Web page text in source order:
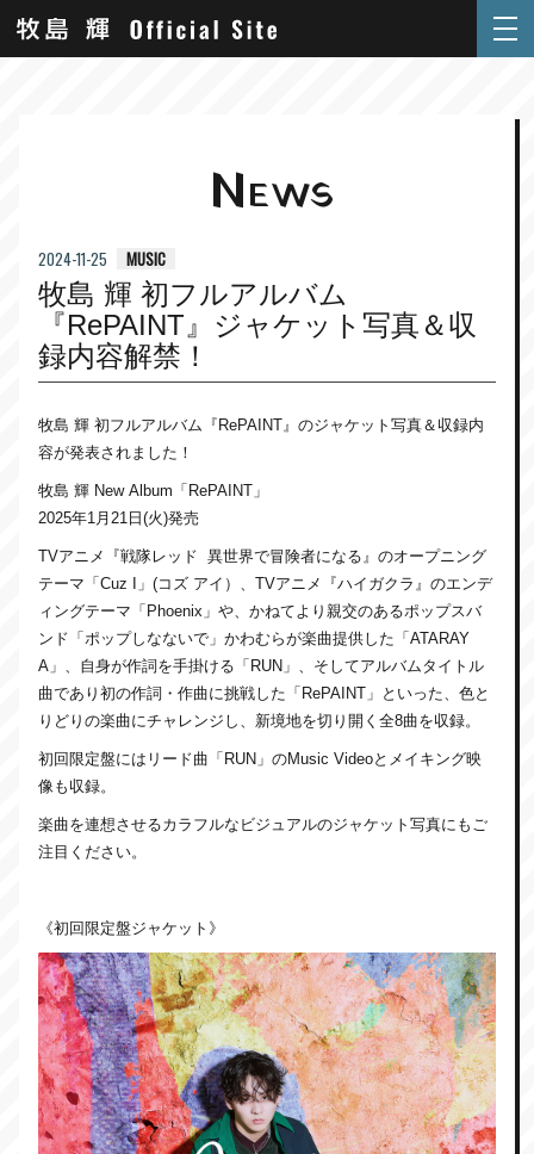
NEWS
2024-11-25 MUSIC
牧島 輝 初フルアルバム
『RePAINT』ジャケット写真＆収
録内容解禁！
牧島 輝 初フルアルバム『RePAINT』のジャケット写真＆収録内
容が発表されました！
牧島 輝 New Album「RePAINT」
2025年1月21日(火)発売
TVアニメ『戦隊レッド 異世界で冒険者になる』のオープニング
テーマ「Cuz I」(コズ アイ）、TVアニメ『ハイガクラ』のエンデ
ィングテーマ「Phoenix」や、かねてより親交のあるポップスバ
ンド「ポップしなないで」かわむらが楽曲提供した「ATARAY
A」、自身が作詞を手掛ける「RUN」、そしてアルバムタイトル
曲であり初の作詞・作曲に挑戦した「RePAINT」といった、色と
りどりの楽曲にチャレンジし、新境地を切り開く全8曲を収録。
初回限定盤にはリード曲「RUN」のMusic Videoとメイキング映
像も収録。
楽曲を連想させるカラフルなビジュアルのジャケット写真にもご
注目ください。
《初回限定盤ジャケット》